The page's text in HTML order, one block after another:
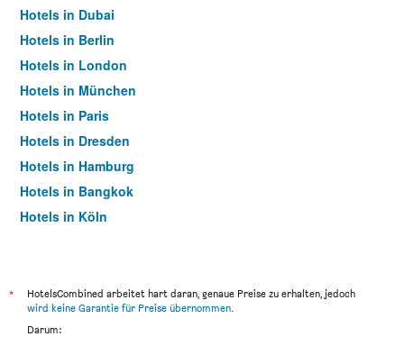
Hotels in Dubai
Hotels in Berlin
Hotels in London
Hotels in München
Hotels in Paris
Hotels in Dresden
Hotels in Hamburg
Hotels in Bangkok
Hotels in Köln
*
HotelsCombined arbeitet hart daran, genaue Preise zu erhalten, jedoch
wird keine Garantie für Preise übernommen.
Darum: